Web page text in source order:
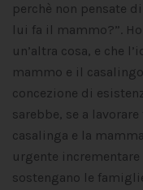
perchè non pensate
lui fa il mammo?”.
un’altra cosa, e che
mammo e il
concezione di
sarebbe, se a
casalinga e la
urgente
sostengano le